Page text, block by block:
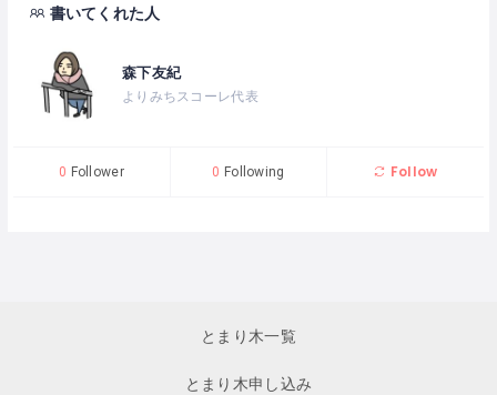
書いてくれた人
森下友紀
よりみちスコーレ代表
0 Follower 0 Following Follow
とまり木一覧
とまり木申し込み